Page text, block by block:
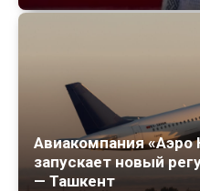
Авиакомпания
запускает новый
— Ташкент